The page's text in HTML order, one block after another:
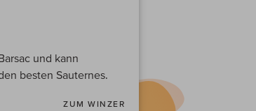
und kann
besten Sauternes.
ZUM WINZER